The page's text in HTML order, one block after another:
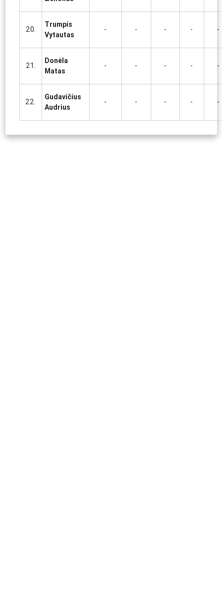
20.
Trumpis
Vytautas
- - - - -
21.
Donėla
Matas
- - - - -
22.
Gudavičius
Audrius
- - - - -